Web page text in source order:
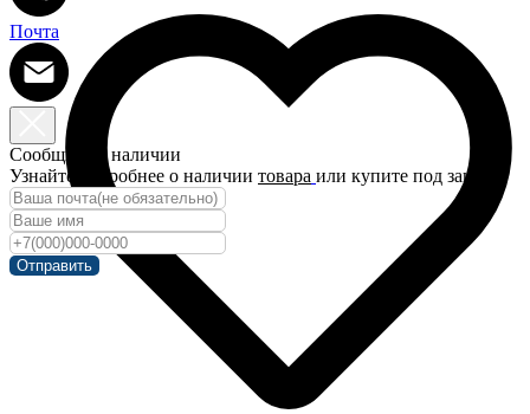
Почта
Сообщить о наличии
Узнайте подробнее о наличии товара или купите под заказ!
Отправить